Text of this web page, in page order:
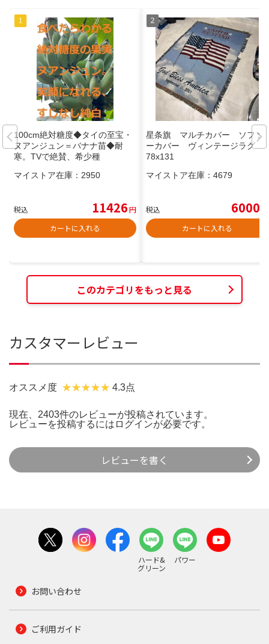
100cm絶対糖度◆タイの至宝・
ヌアンジュン＝バナナ苗◆耐
寒。TVで絶賛、希少種
マイストア在庫： 2950
税込 11426円
カートに入れる
星条旗 マルチカバー ソファ
ーカバー ヴィンテージラグ 1
78x131
マイストア在庫： 4679
税込 6000
カートに入れる
このカテゴリをもっと見る
カスタマーレビュー
オススメ度 4.3点
現在、2403件のレビューが投稿されています。
レビューを投稿するには ログインが必要です。
レビューを書く
ハード&
グリーン
パワー
お問い合わせ
ご利用ガイド